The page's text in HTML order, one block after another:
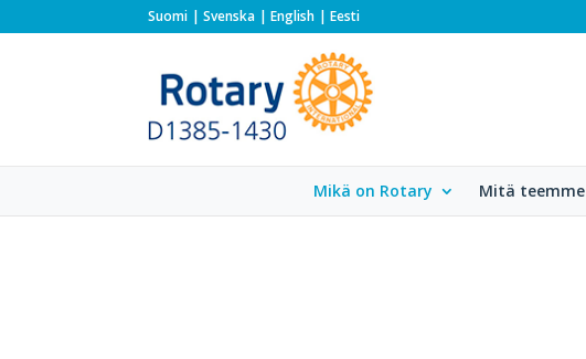
Suomi Svenska English Eesti
Mikä on Rotary Mitä teemme